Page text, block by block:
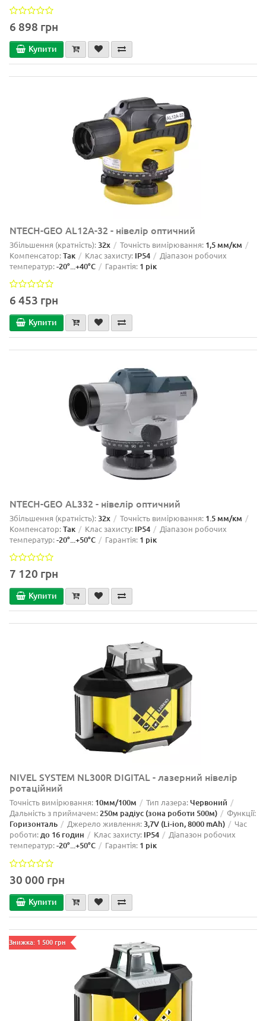
6 898 грн
Купити
NTECH-GEO AL12A-32 - нівелір оптичний
Збільшення (кратність):32x Точність вимірювання: 1,5 мм/км
Компенсатор:Так Клас захисту: IP54
Діапазон робочих
температур:-20°...+40°C Гарантія: 1 рік
6 453 грн
Купити
NTECH-GEO AL332 - нівелір оптичний
Збільшення (кратність):32x Точність вимірювання: 1.5 мм/км
Компенсатор:Так Клас захисту: IP54
Діапазон робочих
температур:-20°...+50°C Гарантія: 1 рік
7 120 грн
Купити
NIVEL SYSTEM NL300R DIGITAL - лазерний нівелір
ротаційний
Точність вимірювання: 10мм/100м Тип лазера:Червоний
Дальність з приймачем:250м радіус (зона роботи 500м) Функції:
Горизонталь Джерело живлення:3,7V (Li-ion, 8000 mAh)
Час
роботи:до 16 годин Клас захисту: IP54
Діапазон робочих
температур:-20°...+50°C Гарантія: 1 рік
30 000 грн
Купити
Знижка: 1 500 грн